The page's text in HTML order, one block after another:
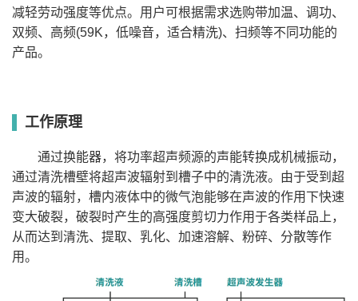
减轻劳动强度等优点。用户可根据需求选购带加温、调功、
双频、高频(59K，低噪音，适合精洗)、扫频等不同功能的
产品。
工作原理
通过换能器，将功率超声频源的声能转换成机械振动，
通过清洗槽壁将超声波辐射到槽子中的清洗液。由于受到超
声波的辐射，槽内液体中的微气泡能够在声波的作用下快速
变大破裂，破裂时产生的高强度剪切力作用于各类样品上，
从而达到清洗、提取、乳化、加速溶解、粉碎、分散等作
用。
4200DTD
SB25-
12DTD
500*300*150 22.5 40 600 800
有
SB25-
12DTD